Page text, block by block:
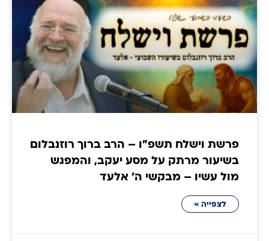
פרשת וישלח תשפ"ו – הרב ברוך רוזנבלום
בשיעור מרתק על מסע יעקב, והמפגש
מול עשיו – מבקשי ה' אלעד
לצפייה »